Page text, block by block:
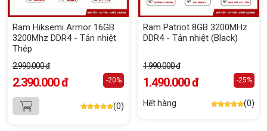
Ram Hiksemi Armor 16GB
3200Mhz DDR4 - Tản nhiệt
Thép
2.990.000 đ
2.390.000 đ -20%
(0)
Ram Patriot 8GB 3200MHz
DDR4 - Tản nhiệt (Black)
1.990.000 đ
1.490.000 đ -25%
Hết hàng (0)